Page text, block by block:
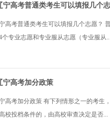
宁高考普通类考生可以填报几个
高考普通类考生可以填报几个志愿？
个专业志愿和专业服从志愿（专业服从
宁高考加分政策
高考加分政策 有下列情形之一的考
校投档条件的，由高校审查决定是否...